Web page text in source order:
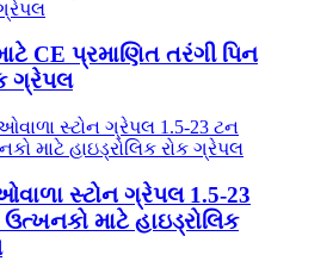
CE પ્રમાણિત તરંગી પિન
ગ્રેપલ
સ્ટોન ગ્રેપલ 1.5-23
માટે હાઇડ્રોલિક